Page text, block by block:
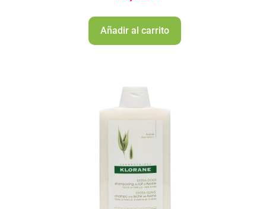
Añadir al carrito